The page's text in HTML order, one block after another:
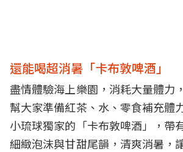
還能喝超消暑「卡布敦啤酒」
盡情體驗海上樂園，消耗大量體力
幫大家準備紅茶、水、零食補充體
小琉球獨家的「卡布敦啤酒」，帶
細緻泡沫與甘甜尾韻，清爽消暑，